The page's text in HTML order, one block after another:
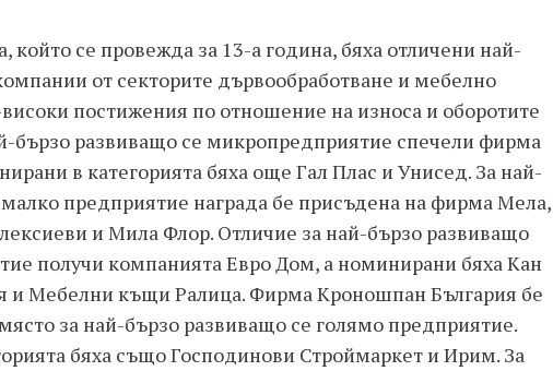
който се провежда за 13-а година, бяха отличени най-
от секторите дървообработване и мебелно
постижения по отношение на износа и оборотите
бързо развиващо се микропредприятие спечели фирма
в категорията бяха още Гал Плас и Унисед. За най-
предприятие награда бе присъдена на фирма Мела,
и Мила Флор. Отличие за най-бързо развиващо
получи компанията Евро Дом, а номинирани бяха Кан
и Мебелни къщи Ралица. Фирма Кроношпан България бе
за най-бързо развиващо се голямо предприятие.
бяха също Господинови Строймаркет и Ирим. За